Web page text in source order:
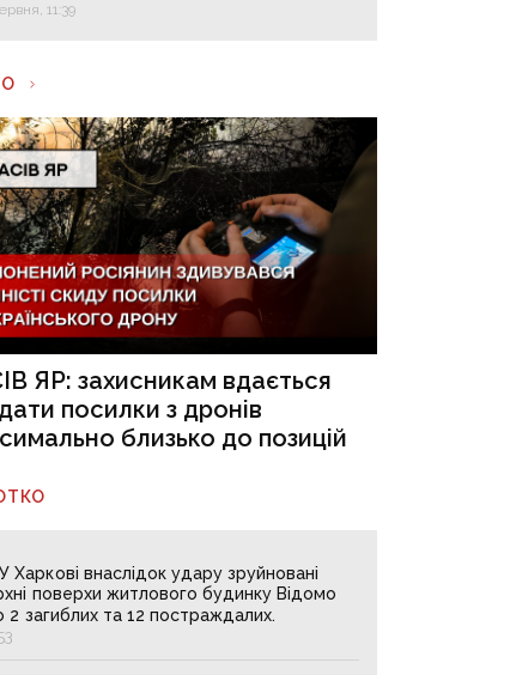
11:39
ЯР: захисникам вдається
посилки з дронів
близько до позицій
У Харкові внаслідок удару зруйновані
поверхи житлового будинку Відомо
2 загиблих та 12 постраждалих.